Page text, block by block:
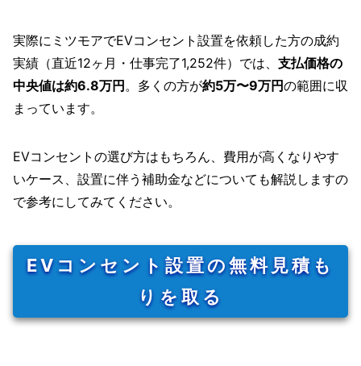
実際にミツモアでEVコンセント設置を依頼した方の成約
実績（直近12ヶ月・仕事完了1,252件）では、 支払価格の
中央値は約6.8万円。多くの方が約5万〜9万円の範囲に収
まっています。
EVコンセントの選び方はもちろん、費用が高くなりやす
いケース、設置に伴う補助金などについても解説しますの
で参考にしてみてください。
EVコンセント設置の無料見積も
りを取る